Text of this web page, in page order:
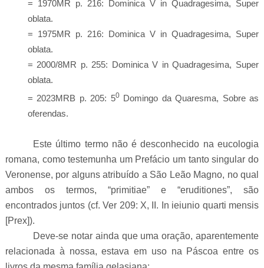
= 1970MR p. 216: Dominica V in Quadragesima, Super
oblata.
= 1975MR p. 216: Dominica V in Quadragesima, Super
oblata.
= 2000/8MR p. 255: Dominica V in Quadragesima, Super
oblata.
= 2023MRB p. 205: 50Domingo da Quaresma, Sobre as
oferendas.
Este último termo não é desconhecido na eucologia
romana, como testemunha um Prefácio um tanto singular do
Veronense, por alguns atribuído a São Leão Magno, no qual
ambos os termos, “primitiae” e “eruditiones”, são
encontrados juntos (cf. Ver 209: X, II. In ieiunio quarti mensis
[Prex]).
Deve-se notar ainda que uma oração, aparentemente
relacionada à nossa, estava em uso na Páscoa entre os